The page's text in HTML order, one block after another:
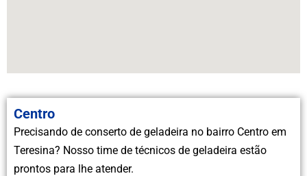
Centro
Precisando de conserto de geladeira no bairro Centro em
Teresina? Nosso time de técnicos de geladeira estão
prontos para lhe atender.